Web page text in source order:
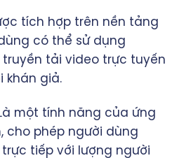
tích hợp trên nền tảng
có thể sử dụng
truyền tải video trực tuyến
khán giả.
một tính năng của ứng
cho phép người dùng
tiếp với lượng người